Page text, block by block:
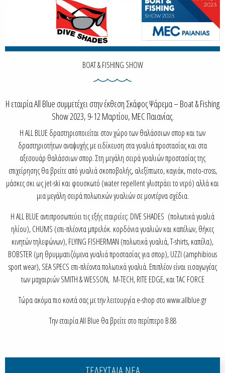
BOAT & FISHING SHOW
Η εταιρία All Blue συμμετέχει στην έκθεση Σκάφος Ψάρεμα – Boat & Fishing
Show 2023, 9-12 Μαρτίου, MEC Παιανίας.
Η ALL BLUE δραστηριοποιείται στον χώρο των θαλάσσιων σπορ και των
δραστηριοτήτων αναψυχής με ειδίκευση στα γυαλιά προστασίας και στα
αξεσουάρ θαλάσσιων σπορ. Στη μεγάλη σειρά γυαλιών προστασίας της
επιχείρησης θα βρείτε από γυαλιά σκοποβολής, αλεξίπτωτο, καγιάκ, moto-cross,
μάσκες σκι ως jet-ski και φουσκωτό (water repellent γλιστράει το νερό) αλλά και
μια μεγάλη σειρά πολωτικών γυαλιών σε μοντέρνα σχέδια.
Η ALL BLUE αντιπροσωπεύει τις εξής εταιρείες: DIVE SHADES (πολωτικά γυαλιά
ηλίου), CHUMS (επι-πλέοντα μπρελόκ. κορδόνια γυαλιών και καπέλων, θήκες
κινητών τηλεφώνων), FLYING FISHERMAN (πολωτικά γυαλιά, T-shirts, καπέλα),
BOBSTER (μη θρυμματιζόμενα γυαλιά προστασίας για σπορ), UZZI (amphibious
sport wear), SEA SPECS επι-πλέοντα πολωτικά γυαλιά. Επιπλέον είναι εισαγωγέας
των μαχαιριών SMITH & WESSON, M-TECH, RITE EDGE, και TAC FORCE
Τώρα ακόμα πιο κοντά σας με την λειτουργία e-shop στο www.allblue.gr
Την εταιρία All Blue θα βρείτε στο περίπτερο B.88